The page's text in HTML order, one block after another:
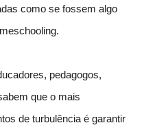
como se fossem algo
pedagogos,
que o mais
de turbulência é garantir